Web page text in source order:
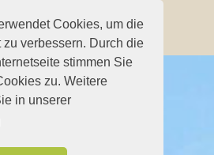
Cookies, um die
verbessern. Durch die
stimmen Sie
zu. Weitere
in unserer